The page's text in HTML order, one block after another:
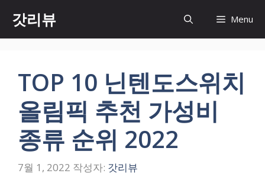
츠
갓리뷰 Menu
TOP 10 닌텐도스위치
올림픽 추천 가성비
종류 순위 2022
7월 1, 2022 작성자: 갓리뷰